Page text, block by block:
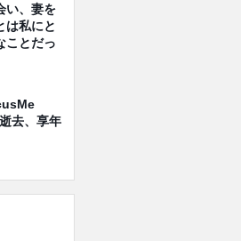
い、妻を
は私にと
ことだっ
去、享年